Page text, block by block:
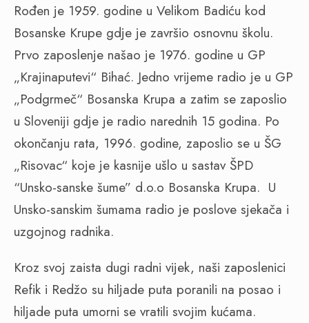
Rođen je 1959. godine u Velikom Badiću kod
Bosanske Krupe gdje je završio osnovnu školu.
Prvo zaposlenje našao je 1976. godine u GP
„Krajinaputevi“ Bihać. Jedno vrijeme radio je u GP
„Podgrmeč“ Bosanska Krupa a zatim se zaposlio
u Sloveniji gdje je radio narednih 15 godina. Po
okončanju rata, 1996. godine, zaposlio se u ŠG
„Risovac“ koje je kasnije ušlo u sastav ŠPD
“Unsko-sanske šume” d.o.o Bosanska Krupa. U
Unsko-sanskim šumama radio je poslove sjekača i
uzgojnog radnika.
Kroz svoj zaista dugi radni vijek, naši zaposlenici
Refik i Redžo su hiljade puta poranili na posao i
hiljade puta umorni se vratili svojim kućama.